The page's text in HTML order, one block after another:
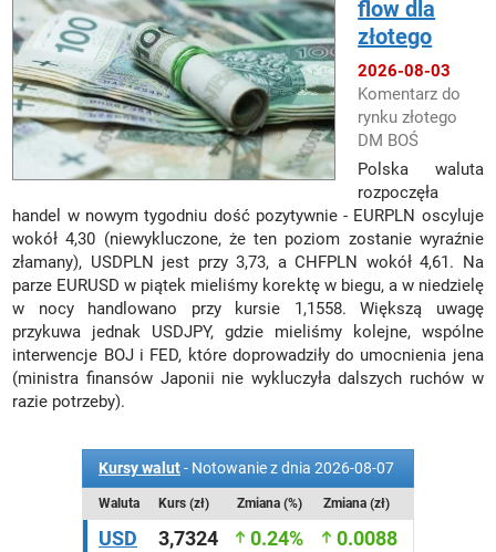
flow dla
złotego
2026-08-03
Komentarz do
rynku złotego
DM BOŚ
Polska waluta
rozpoczęła
handel w nowym tygodniu dość pozytywnie - EURPLN oscyluje
wokół 4,30 (niewykluczone, że ten poziom zostanie wyraźnie
złamany), USDPLN jest przy 3,73, a CHFPLN wokół 4,61. Na
parze EURUSD w piątek mieliśmy korektę w biegu, a w niedzielę
w nocy handlowano przy kursie 1,1558. Większą uwagę
przykuwa jednak USDJPY, gdzie mieliśmy kolejne, wspólne
interwencje BOJ i FED, które doprowadziły do umocnienia jena
(ministra finansów Japonii nie wykluczyła dalszych ruchów w
razie potrzeby).
Kursy walut- Notowanie z dnia 2026-08-07
Waluta Kurs (zł) Zmiana (%) Zmiana (zł)
USD 3,7324 0.24% 0.0088